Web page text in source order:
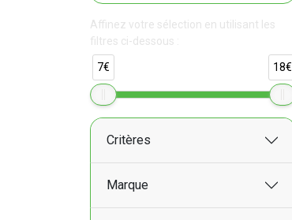
Affinez votre sélection en utilisant les
filtres ci-dessous :
7€ 18€
Critères
Marque